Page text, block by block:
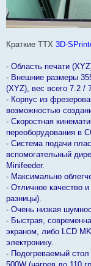
Краткие ТТХ 3D-
- Область печати
- Внешние размеры
(XYZ), вес всего 7.2 /
- Корпус из
возможностью
- Скоростная
переоборудования в
- Система подачи
вспомогательный
Minifeeder.
- Максимально
- Отличное качество
разницы).
- Очень низкая
- Быстрая,
экраном, либо LCD
электронику.
- Подогреваемый